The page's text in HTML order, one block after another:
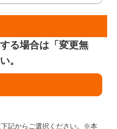
る場合は「変更無
。
記からご選択ください。※本